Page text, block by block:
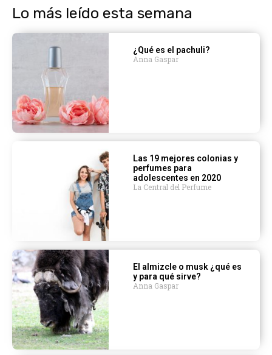
Lo más leído esta semana
¿Qué es el pachuli?
Anna Gaspar
Las 19 mejores colonias y
perfumes para
adolescentes en 2020
La Central del Perfume
El almizcle o musk ¿qué es
y para qué sirve?
Anna Gaspar